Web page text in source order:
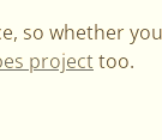
so whether
projecttoo.